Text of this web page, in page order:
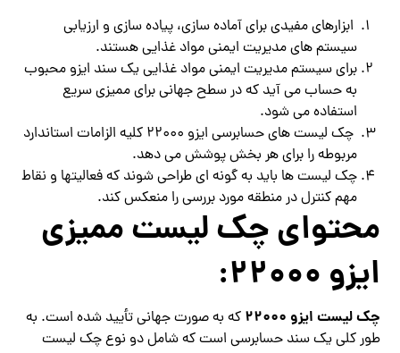
ابزارهای مفیدی برای آماده سازی، پیاده سازی و ارزیابی
سیستم های مدیریت ایمنی مواد غذایی هستند.
برای سیستم مدیریت ایمنی مواد غذایی یک سند ایزو محبوب
به حساب می آید که در سطح جهانی برای ممیزی سریع
استفاده می شود.
چک لیست های حسابرسی ایزو 22000 کلیه الزامات استاندارد
مربوطه را برای هر بخش پوشش می دهد.
چک لیست ها باید به گونه ای طراحی شوند که فعالیتها و نقاط
مهم کنترل در منطقه مورد بررسی را منعکس کند.
محتوای چک لیست ممیزی
ایزو 22000:
چک لیست ایزو 22000
که به صورت جهانی تأیید شده است. به
طور کلی یک سند حسابرسی است که شامل دو نوع چک لیست